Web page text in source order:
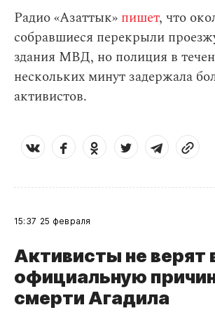
Радио «Азаттык» пишет, что
собравшиеся перекрыли
здания МВД, но полиция в
нескольких минут задержала
активистов.
15:37 25 февраля
Активисты не верят
официальную
смерти Агадила